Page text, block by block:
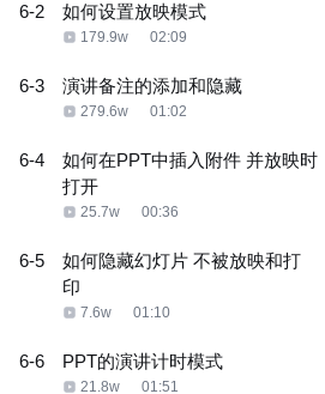
6-2 如何设置放映模式
179.9w 02:09
6-3 演讲备注的添加和隐藏
279.6w 01:02
6-4
如何在PPT中插入附件 并放映时
打开
25.7w 00:36
6-5
如何隐藏幻灯片 不被放映和打
印
7.6w 01:10
6-6 PPT的演讲计时模式
21.8w 01:51